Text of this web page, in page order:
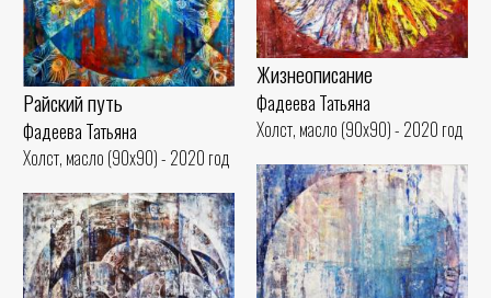
Жизнеописание
Фадеева Татьяна
Холст, масло (90x90) - 2020 год
Райский путь
Фадеева Татьяна
Холст, масло (90x90) - 2020 год